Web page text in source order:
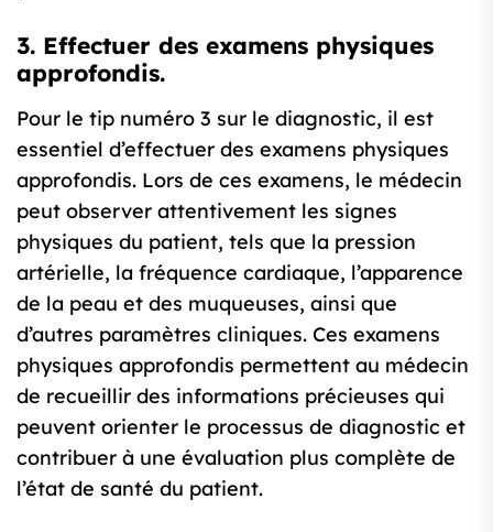
3. Effectuer des examens physiques
approfondis.
Pour le tip numéro 3 sur le diagnostic, il est
essentiel d’effectuer des examens physiques
approfondis. Lors de ces examens, le médecin
peut observer attentivement les signes
physiques du patient, tels que la pression
artérielle, la fréquence cardiaque, l’apparence
de la peau et des muqueuses, ainsi que
d’autres paramètres cliniques. Ces examens
physiques approfondis permettent au médecin
de recueillir des informations précieuses qui
peuvent orienter le processus de diagnostic et
contribuer à une évaluation plus complète de
l’état de santé du patient.